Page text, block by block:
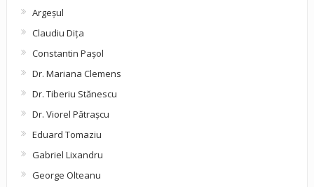
Argeşul
Claudiu Diţa
Constantin Pașol
Dr. Mariana Clemens
Dr. Tiberiu Stănescu
Dr. Viorel Pătraşcu
Eduard Tomaziu
Gabriel Lixandru
George Olteanu